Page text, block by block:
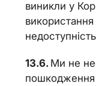
виникли у
Ми не
пошкодження